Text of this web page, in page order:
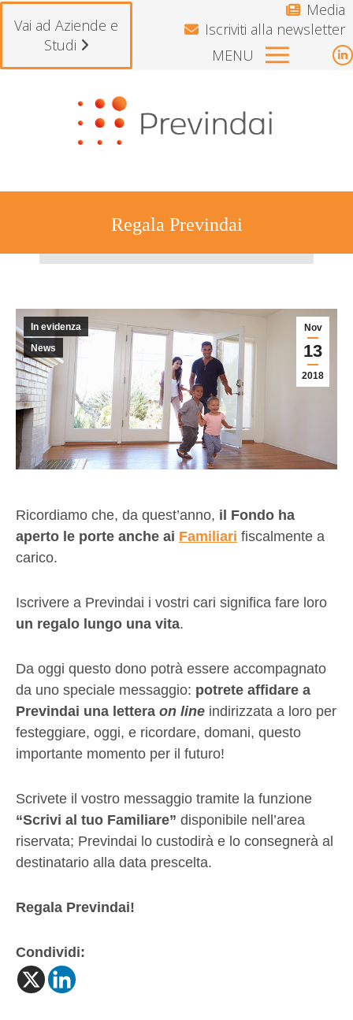
Vai ad Aziende e
Studi
Media
Iscriviti alla newsletter
MENU
Regala Previndai
Nov
13
2018
In evidenza
News
Ricordiamo che, da quest’anno, il Fondo ha
aperto le porte anche ai Familiari fiscalmente a
carico.
Iscrivere a Previndai i vostri cari significa fare loro
un regalo lungo una vita.
Da oggi questo dono potrà essere accompagnato
da uno speciale messaggio: potrete affidare a
Previndai una lettera on line indirizzata a loro per
festeggiare, oggi, e ricordare, domani, questo
importante momento per il futuro!
Scrivete il vostro messaggio tramite la funzione
“Scrivi al tuo Familiare” disponibile nell’area
riservata; Previndai lo custodirà e lo consegnerà al
destinatario alla data prescelta.
Regala Previndai!
Condividi:
gli iscritti che il Fondo resterà chiuso per